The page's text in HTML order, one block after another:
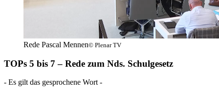
Rede Pascal Mennen© Plenar TV
TOPs 5 bis 7 – Rede zum Nds. Schulgesetz
- Es gilt das gesprochene Wort -